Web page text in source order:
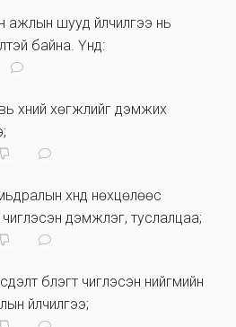
ажлын шууд үйлчилгээ нь
байна. Үүнд:
хүний хөгжлийг дэмжих
хүнд нөхцөлөөс
дэмжлэг, туслалцаа;
бүлэгт чиглэсэн нийгмийн
үйлчилгээ;